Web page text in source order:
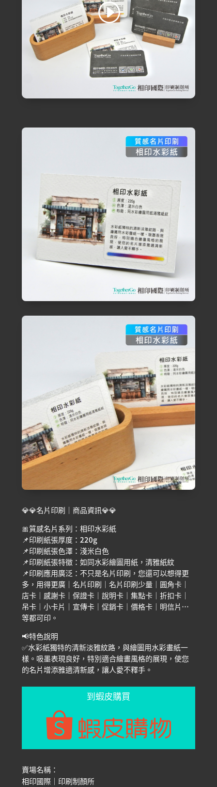
💎💎名片印刷｜商品資訊💎💎
🎀質感名片系列：相印水彩紙
📌印刷紙張厚度：220g
📌印刷紙張色澤：淺米白色
📌印刷紙張特徵：如同水彩繪圖用紙，清雅紙紋
📌印刷應用廣泛：不只是名片印刷，您還可以想得更
多，用得更廣｜名片印刷｜名片印刷少量｜圓角卡｜
店卡｜感謝卡｜保證卡｜說明卡｜集點卡｜折扣卡｜
吊卡｜小卡片｜宣傳卡｜促銷卡｜價格卡｜明信片…
等都可印。
📢特色說明
✅水彩紙獨特的清新淡雅紋路，與繪圖用水彩畫紙一
樣。吸墨表現良好，特別適合繪畫風格的展現，使您
的名片增添雅適清新感，讓人愛不釋手。
到蝦皮購買
賣場名稱：
相印國際｜印刷制顏所